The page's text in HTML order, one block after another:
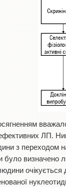
ЛП.
з переходом
було визначено